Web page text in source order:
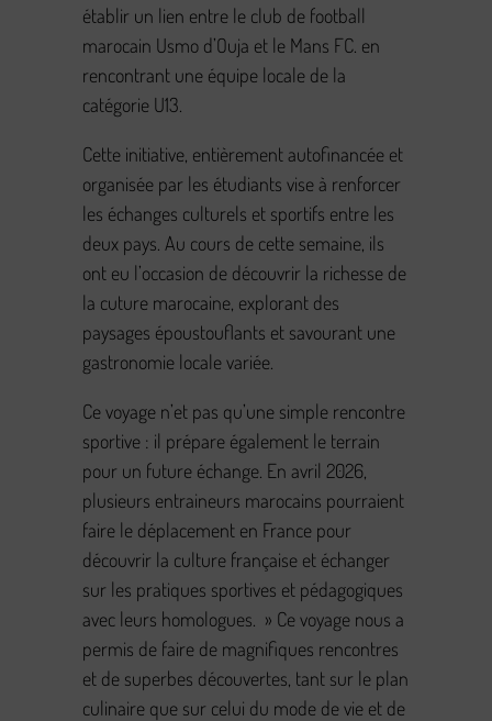
établir un lien entre le club de football
marocain Usmo d’Ouja et le Mans FC. en
rencontrant une équipe locale de la
catégorie U13.
Cette initiative, entièrement autofinancée et
organisée par les étudiants vise à renforcer
les échanges culturels et sportifs entre les
deux pays. Au cours de cette semaine, ils
ont eu l’occasion de découvrir la richesse de
la cuture marocaine, explorant des
paysages époustouflants et savourant une
gastronomie locale variée.
Ce voyage n’et pas qu’une simple rencontre
sportive : il prépare également le terrain
pour un future échange. En avril 2026,
plusieurs entraineurs marocains pourraient
faire le déplacement en France pour
découvrir la culture française et échanger
sur les pratiques sportives et pédagogiques
avec leurs homologues. » Ce voyage nous a
permis de faire de magnifiques rencontres
et de superbes découvertes, tant sur le plan
culinaire que sur celui du mode de vie et de